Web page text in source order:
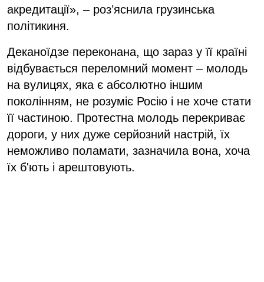
акредитації», – роз’яснила грузинська
політикиня.
Деканоїдзе переконана, що зараз у її країні
відбувається переломний момент – молодь
на вулицях, яка є абсолютно іншим
поколінням, не розуміє Росію і не хоче стати
її частиною. Протестна молодь перекриває
дороги, у них дуже серйозний настрій, їх
неможливо поламати, зазначила вона, хоча
їх б'ють і арештовують.